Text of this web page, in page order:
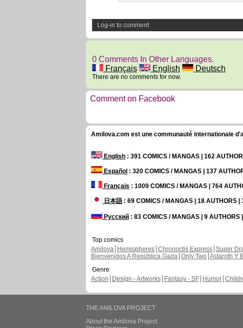
Log-in to comment
0 Comments In Other Languages.
Français
English Deutsch
There are no comments for now.
Comment on Facebook
Amilova.com est une communauté internationale
English : 391 COMICS / MANGAS | 162
Español : 320 COMICS / MANGAS | 137
Français : 1009 COMICS / MANGAS | 764
日本語: 69 COMICS / MANGAS | 18 AUTHORS |
Русский : 83 COMICS / MANGAS | 9 AUTHORS
Top comics
Amilova
Hemispheres Chronoctis Express Super
Bienvenidos A República Gada Only Two Astaroth Y
Genre
Action
Design - Artworks Fantasy - SF Humor
THE AMILOVA PROJECT
About the Amilova Project